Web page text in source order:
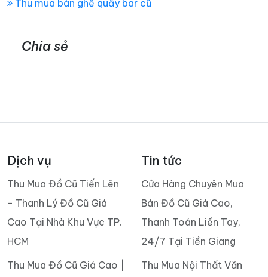
Thu mua bàn ghế quầy bar cũ
Chia sẻ
Dịch vụ
Thu Mua Đồ Cũ Tiến Lên
- Thanh Lý Đồ Cũ Giá
Cao Tại Nhà Khu Vực TP.
HCM
Thu Mua Đồ Cũ Giá Cao |
Tin tức
Cửa Hàng Chuyên Mua
Bán Đồ Cũ Giá Cao,
Thanh Toán Liền Tay,
24/7 Tại Tiền Giang
Thu Mua Nội Thất Văn